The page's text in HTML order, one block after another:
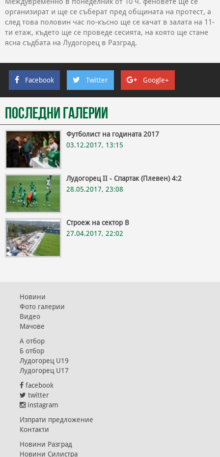
организират и ще се съберат пред общината на протест, а
след това половин час по-късно ще се качат в залата на 11-
ти етаж, където ще се проведе сесията, на която ще стане
ясна съдбата на Лудогорец в Разград.
Facebook Twitter Google+
Последни галерии
Футболист на годината 2017
03.12.2017, 13:15
Лудогорец II - Спартак (Плевен) 4:2
28.05.2017, 23:08
Строеж на сектор В
27.04.2017, 22:02
Новини
Фото галерии
Видео
Мачове
А отбор
Б отбор
Лудогорец U19
Лудогорец U17
facebook
twitter
instagram
Изпрати предложение
Контакти
Новини Разград
Новини Силистра